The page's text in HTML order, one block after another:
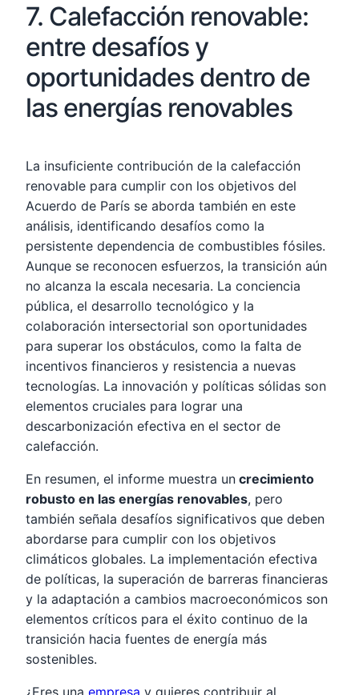
7. Calefacción renovable:
entre desafíos y
oportunidades dentro de
las energías renovables
La insuficiente contribución de la calefacción
renovable para cumplir con los objetivos del
Acuerdo de París se aborda también en este
análisis, identificando desafíos como la
persistente dependencia de combustibles fósiles.
Aunque se reconocen esfuerzos, la transición aún
no alcanza la escala necesaria. La conciencia
pública, el desarrollo tecnológico y la
colaboración intersectorial son oportunidades
para superar los obstáculos, como la falta de
incentivos financieros y resistencia a nuevas
tecnologías. La innovación y políticas sólidas son
elementos cruciales para lograr una
descarbonización efectiva en el sector de
calefacción.
En resumen, el informe muestra un crecimiento
robusto en las energías renovables, pero
también señala desafíos significativos que deben
abordarse para cumplir con los objetivos
climáticos globales. La implementación efectiva
de políticas, la superación de barreras financieras
y la adaptación a cambios macroeconómicos son
elementos críticos para el éxito continuo de la
transición hacia fuentes de energía más
sostenibles.
¿Eres una empresa y quieres contribuir al